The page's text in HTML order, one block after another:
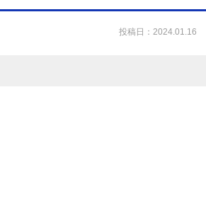
投稿日：2024.01.16